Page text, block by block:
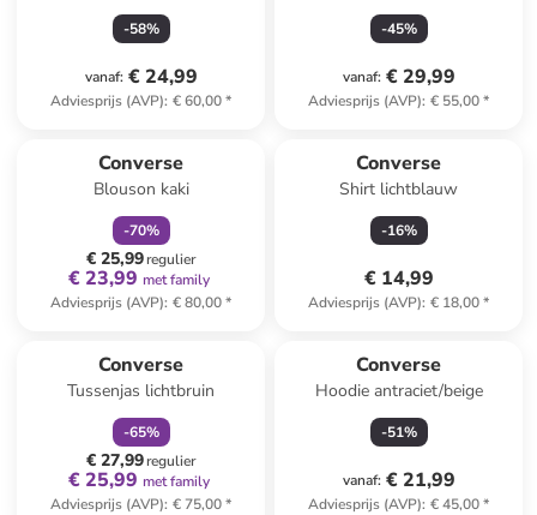
-58%
vanaf: € 24,99
Adviesprijs (AVP): € 60,00*
-45%
vanaf: € 29,99
Adviesprijs (AVP): € 55,00*
Converse
Blouson kaki
-70%
€ 25,99regulier
€ 23,99 met family
Adviesprijs (AVP): € 80,00*
Converse
Shirt lichtblauw
-16%
€ 14,99
Adviesprijs (AVP): € 18,00*
Converse
Tussenjas lichtbruin
-65%
€ 27,99regulier
€ 25,99 met family
Adviesprijs (AVP): € 75,00*
Converse
Hoodie antraciet/beige
-51%
vanaf: € 21,99
Adviesprijs (AVP): € 45,00*